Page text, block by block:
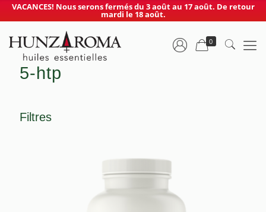
VACANCES! Nous serons fermés du 3 août au 17 août. De retour
mardi le 18 août.
0
5-htp
Filtres